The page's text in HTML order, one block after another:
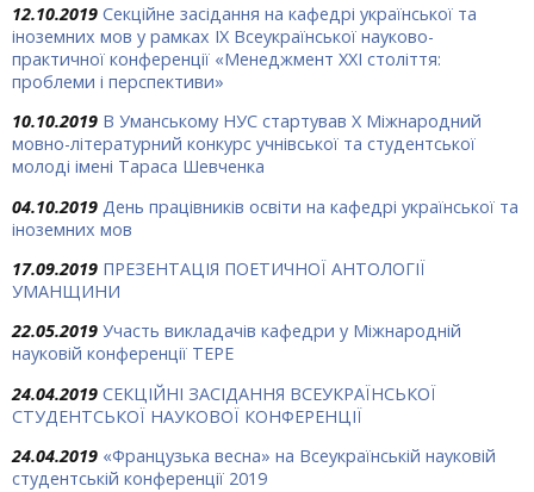
12.10.2019 Секційне засідання на кафедрі української та
іноземних мов у рамках ІХ Всеукраїнської науково-
практичної конференції «Менеджмент ХХІ століття:
проблеми і перспективи»
10.10.2019 В Уманському НУС стартував Х Міжнародний
мовно-літературний конкурс учнівської та студентської
молоді імені Тараса Шевченка
04.10.2019 День працівників освіти на кафедрі української та
іноземних мов
17.09.2019 ПРЕЗЕНТАЦІЯ ПОЕТИЧНОЇ АНТОЛОГІЇ
УМАНЩИНИ
22.05.2019 Участь викладачів кафедри у Міжнародній
науковій конференції ТЕРЕ
24.04.2019 СЕКЦІЙНІ ЗАСІДАННЯ ВСЕУКРАЇНСЬКОЇ
СТУДЕНТСЬКОЇ НАУКОВОЇ КОНФЕРЕНЦІЇ
24.04.2019 «Французька весна» на Всеукраїнській науковій
студентській конференції 2019